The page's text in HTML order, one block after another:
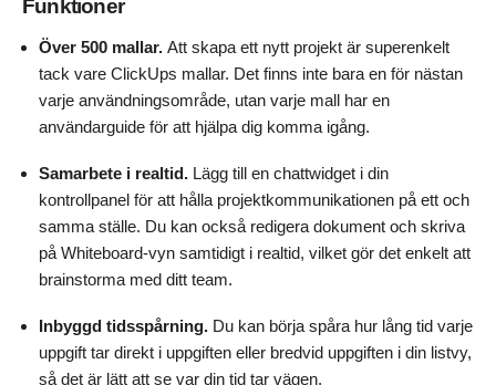
Funktioner
Över 500 mallar. Att skapa ett nytt projekt är superenkelt
tack vare ClickUps mallar. Det finns inte bara en för nästan
varje användningsområde, utan varje mall har en
användarguide för att hjälpa dig komma igång.
Samarbete i realtid. Lägg till en chattwidget i din
kontrollpanel för att hålla projektkommunikationen på ett och
samma ställe. Du kan också redigera dokument och skriva
på Whiteboard-vyn samtidigt i realtid, vilket gör det enkelt att
brainstorma med ditt team.
Inbyggd tidsspårning. Du kan börja spåra hur lång tid varje
uppgift tar direkt i uppgiften eller bredvid uppgiften i din listvy,
så det är lätt att se var din tid tar vägen.